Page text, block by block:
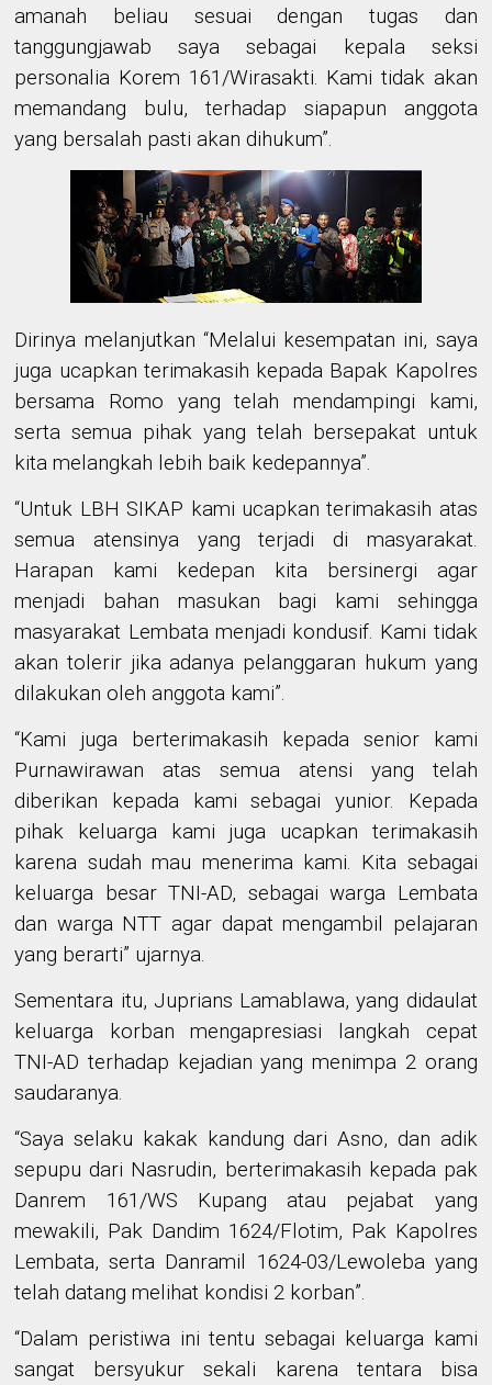
amanah
beliau
sesuai dengan tugas dan
tanggungjawab saya sebagai kepala seksi
personalia Korem 161/Wirasakti. Kami tidak akan
memandang bulu, terhadap siapapun anggota
yang bersalah pasti akan dihukum”.
Dirinya melanjutkan “Melalui kesempatan ini, saya
juga ucapkan terimakasih kepada Bapak Kapolres
bersama Romo yang telah mendampingi kami,
sertasemua pihak yang telah bersepakat untuk
kita melangkah lebih baik kedepannya”.
“Untuk LBH SIKAP kami ucapkan terimakasih atas
semua atensinya yang terjadi di masyarakat.
Harapan kami kedepan kita bersinergi agar
menjadi bahan masukan bagi kami sehingga
masyarakat Lembata menjadi kondusif. Kami tidak
akan tolerir jika adanya pelanggaran hukum yang
dilakukan oleh anggota kami”.
“Kami juga berterimakasih kepada senior kami
Purnawirawan atas semua atensi yang telah
diberikan kepada kami sebagai yunior. Kepada
pihak
keluarga
kami juga ucapkan terimakasih
karena sudahmau menerima kami. Kita sebagai
keluarga besar TNI-AD, sebagai warga Lembata
dan warga NTT agar dapat mengambil pelajaran
yang berarti” ujarnya.
Sementara itu, Juprians Lamablawa, yang didaulat
keluarga korban mengapresiasi langkah cepat
TNI-AD terhadap kejadian yang menimpa 2 orang
saudaranya.
“Saya selaku kakak kandungdari Asno, dan adik
sepupu dari Nasrudin, berterimakasih kepada pak
Danrem 161/WS Kupang atau pejabat yang
mewakili, Pak Dandim 1624/Flotim, Pak Kapolres
Lembata, serta Danramil 1624-03/Lewoleba yang
telah datang melihat kondisi 2 korban”.
“Dalam peristiwa ini tentu sebagai keluarga kami
sangat bersyukursekali karena tentarabisa